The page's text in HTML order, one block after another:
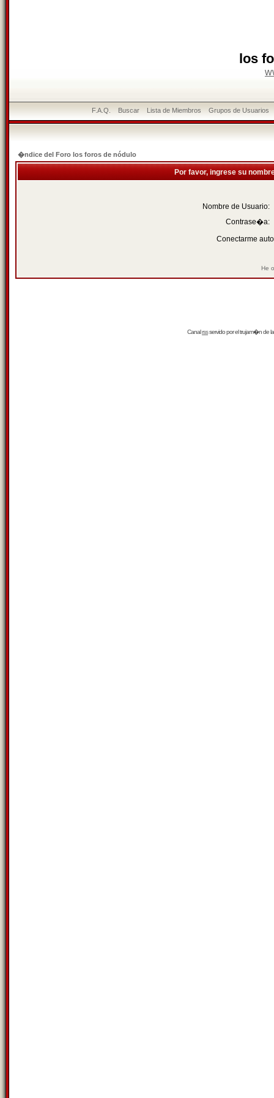
los
F.A.Q. Buscar Lista de Miembros Grupos de Usuarios
�ndice del Foro los foros de nódulo
Por favor, ingrese su
Nombre de Usuario:
Contrase�a:
Conectarme
He
Canalrssservido por eltrujam�nde